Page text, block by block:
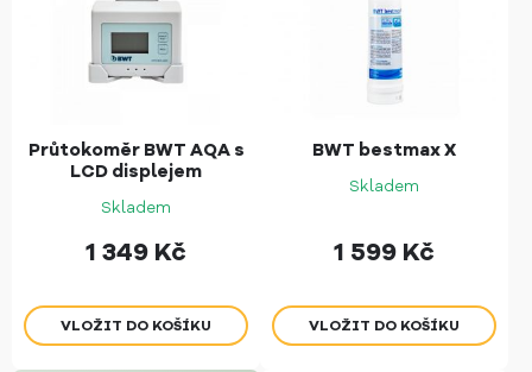
Průtokoměr BWT AQA s
LCD displejem
Skladem
1 349 Kč
BWT bestmax X
Skladem
1 599 Kč